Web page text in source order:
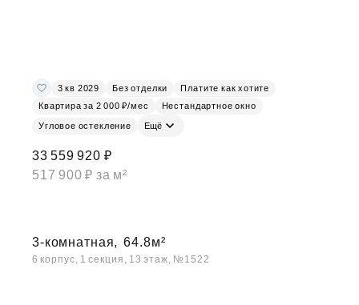
3 кв 2029 Без отделки
Платите как хотите
Квартира за 2 000 ₽/мес
Нестандартное окно
Угловое остекление Ещё
33 559 920 ₽
517 900 ₽ за м²
3-комнатная, 64.8м²
6 корпус, 1 секция, 13 этаж, №1522